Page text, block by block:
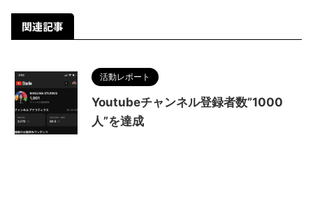
関連記事
活動レポート
Youtubeチャンネル登録者数”1000
人”を達成